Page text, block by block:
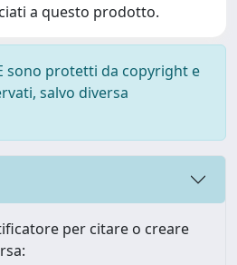
a questo prodotto.
sono protetti da copyright e
salvo diversa
per citare o creare